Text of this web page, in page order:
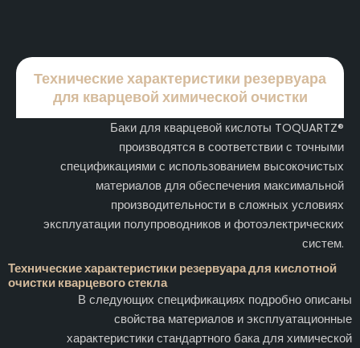
Технические характеристики резервуара
для кварцевой химической очистки
Баки для кварцевой кислоты TOQUARTZ®
производятся в соответствии с точными
спецификациями с использованием высокочистых
материалов для обеспечения максимальной
производительности в сложных условиях
эксплуатации полупроводников и фотоэлектрических
систем.
Технические характеристики резервуара для кислотной
очистки кварцевого стекла
В следующих спецификациях подробно описаны
свойства материалов и эксплуатационные
характеристики стандартного бака для химической